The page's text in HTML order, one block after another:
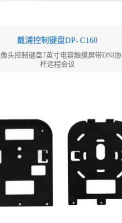
戴浦控制键盘DP- C160
头控制键盘7英寸电容触摸屏带DNI
杆远程会议